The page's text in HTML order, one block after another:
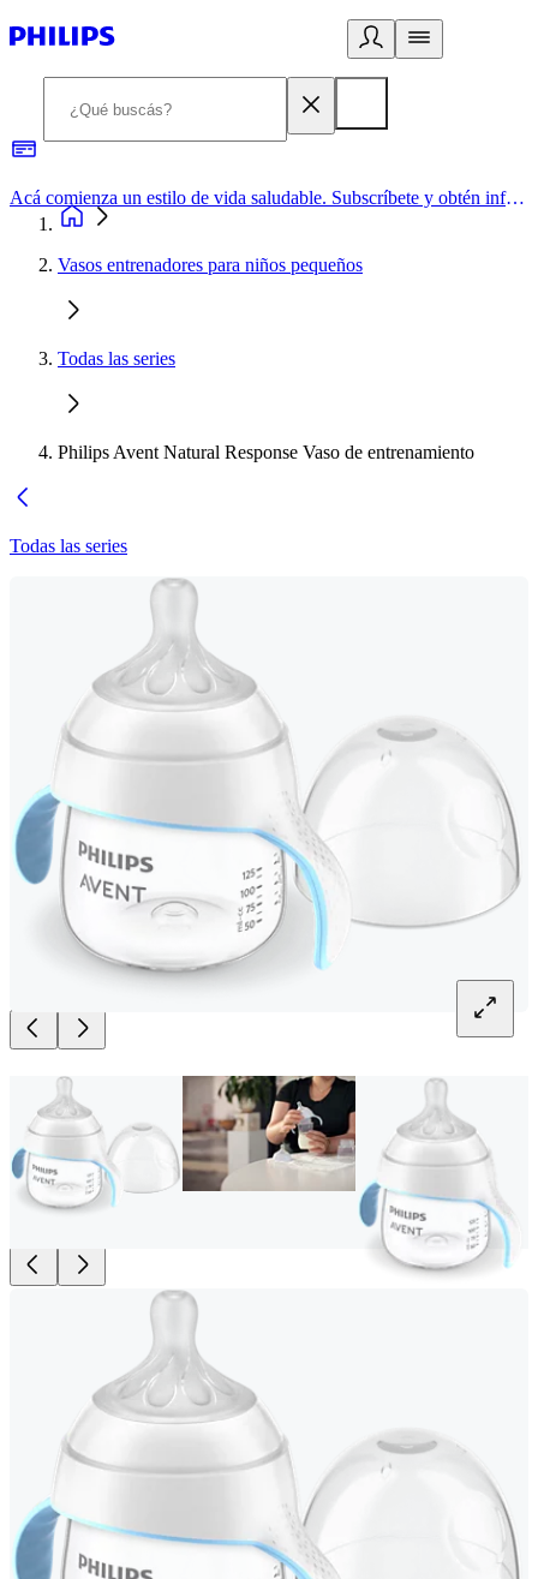
Acá comienza un estilo de vida saludable. Subscríbete y obtén información de primera mano
Vasos entrenadores para niños pequeños
Todas las series
Philips Avent Natural Response Vaso de entrenamiento
Todas las series